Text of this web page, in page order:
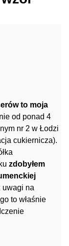
to moja
od ponad 4
nr 2 w Łodzi
cukiernicza).
zdobyłem
uwagi na
to właśnie